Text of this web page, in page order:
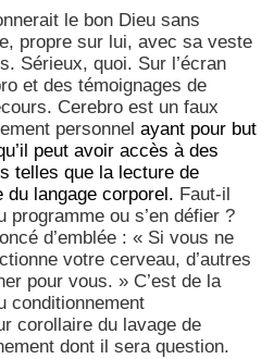
le bon Dieu sans
propre sur lui, avec sa veste
Sérieux, quoi. Sur l’écran
et des témoignages de
Cerebro est un faux
personnel ayant pour but
peut avoir accès à des
telles que la lecture de
du langage corporel. Faut-il
ou s’en défier ?
d’emblée : « Si vous ne
votre cerveau, d’autres
pour vous. » C’est de la
conditionnement
corollaire du lavage de
dont il sera question.